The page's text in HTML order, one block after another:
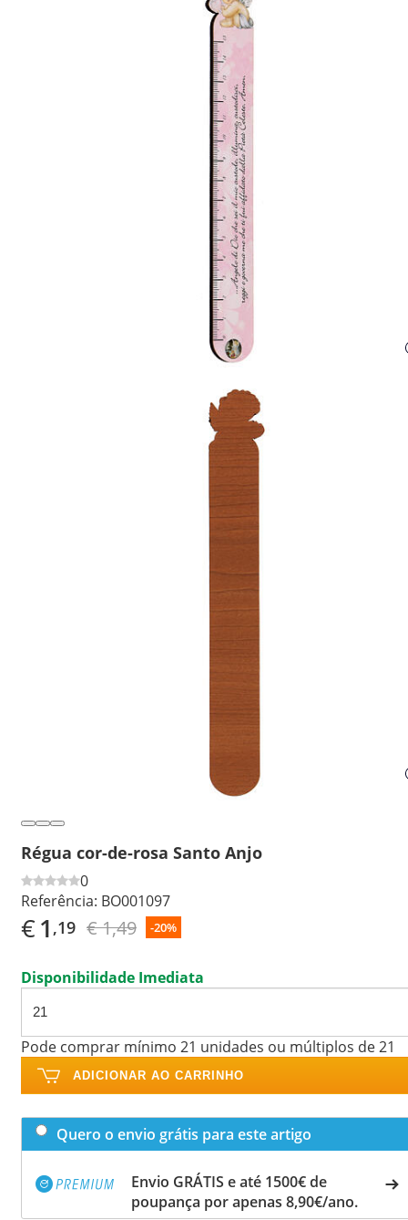
Régua cor-de-rosa Santo Anjo
0
Referência: BO001097
€1 ,19 € 1,49 -20%
Disponibilidade Imediata
Pode comprar mínimo 21 unidades ou múltiplos de 21
ADICIONAR AO CARRINHO
Quero o envio grátis para este artigo
Envio GRÁTIS e até 1500€ de
poupança por apenas 8,90€/ano.